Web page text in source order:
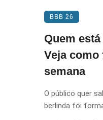
BBB 26
Quem
Veja como
semana
O público quer
berlinda foi